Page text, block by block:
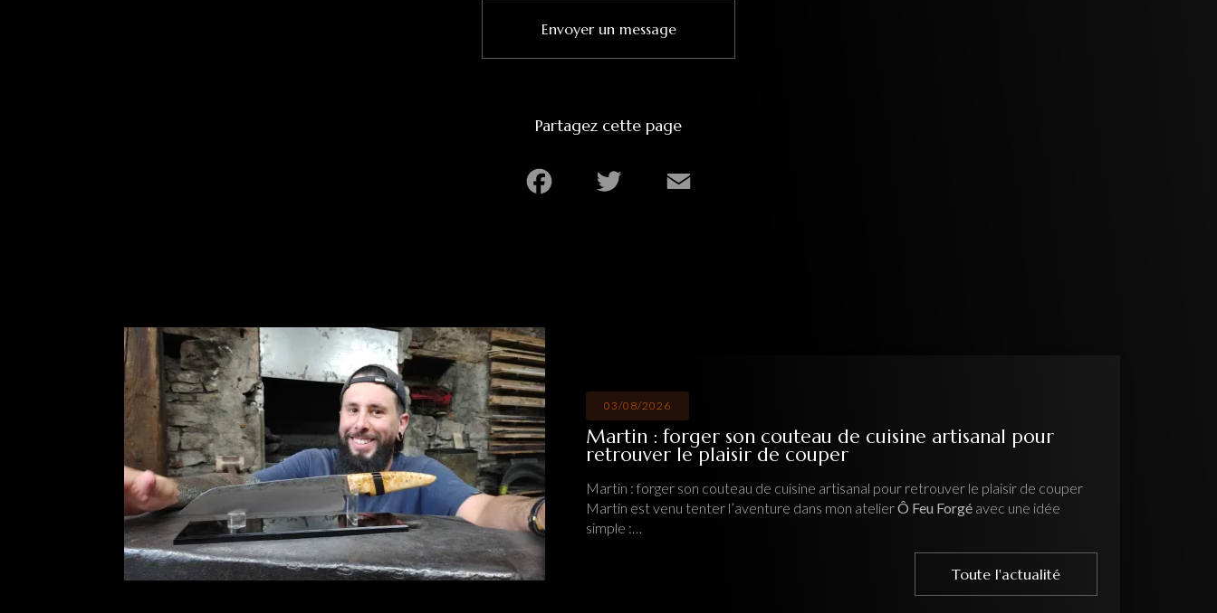
Envoyer un message
Partagez cette page
03/08/2026
Martin : forger son couteau de cuisine artisanal pour
retrouver le plaisir de couper
Martin : forger son couteau de cuisine artisanal pour retrouver le plaisir de couper
Martin est venu tenter l’aventure dans mon atelierÔ Feu Forgé avec une idée
simple :…
Toute l'actualité